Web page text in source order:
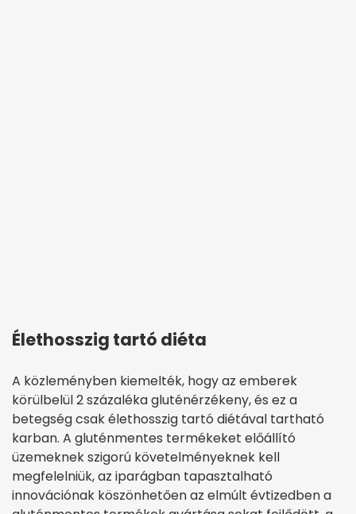
Élethosszig tartó diéta
A közleményben kiemelték, hogy az emberek
körülbelül 2 százaléka gluténérzékeny, és ez a
betegség csak élethosszig tartó diétával tartható
karban. A gluténmentes termékeket előállító
üzemeknek szigorú követelményeknek kell
megfelelniük, az iparágban tapasztalható
innovációnak köszönhetően az elmúlt évtizedben a